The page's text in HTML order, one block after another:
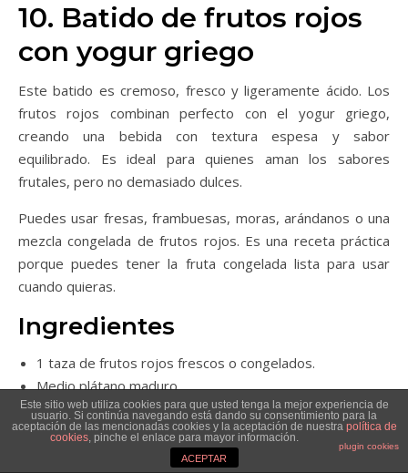
10. Batido de frutos rojos
con yogur griego
Este batido es cremoso, fresco y ligeramente ácido. Los
frutos rojos combinan perfecto con el yogur griego,
creando una bebida con textura espesa y sabor
equilibrado. Es ideal para quienes aman los sabores
frutales, pero no demasiado dulces.
Puedes usar fresas, frambuesas, moras, arándanos o una
mezcla congelada de frutos rojos. Es una receta práctica
porque puedes tener la fruta congelada lista para usar
cuando quieras.
Ingredientes
1 taza de frutos rojos frescos o congelados.
Medio plátano maduro.
Media taza de yogur griego natural.
Media taza de leche o bebida vegetal.
1 cucharadita de chía o linaza, opcional.
Este sitio web utiliza cookies para que usted tenga la mejor experiencia de
usuario. Si continúa navegando está dando su consentimiento para la
aceptación de las mencionadas cookies y la aceptación de nuestra política de
cookies, pinche el enlace para mayor información.
plugin cookies
ACEPTAR